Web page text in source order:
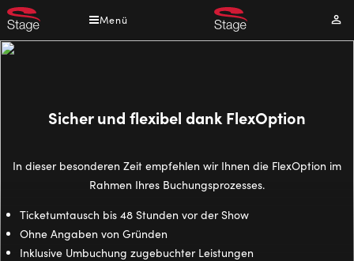
Direkt
zum
Inhalt
Menü
Sicher und flexibel dank FlexOption
In dieser besonderen Zeit empfehlen wir Ihnen die FlexOption im
Rahmen Ihres Buchungsprozesses.
Ticketumtausch bis 48 Stunden vor der Show
Ohne Angaben von Gründen
Inklusive Umbuchung zugebuchter Leistungen